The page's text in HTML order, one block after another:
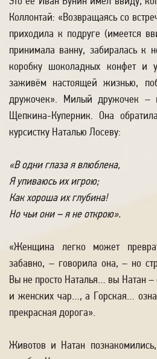
Коллонтай: «Возвращаясь со
приходила к подруге (имеется
принимала ванну, забиралась к
коробку шоколадных конфет и
заживём настоящей жизнью,
дружочек». Милый дружочек –
Щепкина-Куперник. Она
курсистку Наталью Лосеву:
«В одни глаза я влюблена,
Я упиваюсь их игрою;
Как хороша их глубина!
Но чьи они – я не открою».
«Женщина легко может
забавно, – говорила она, – но
Вы не просто Наталья… вы Натан
и женских чар…, а Горская…
прекрасная дорога».
Животов и Натан